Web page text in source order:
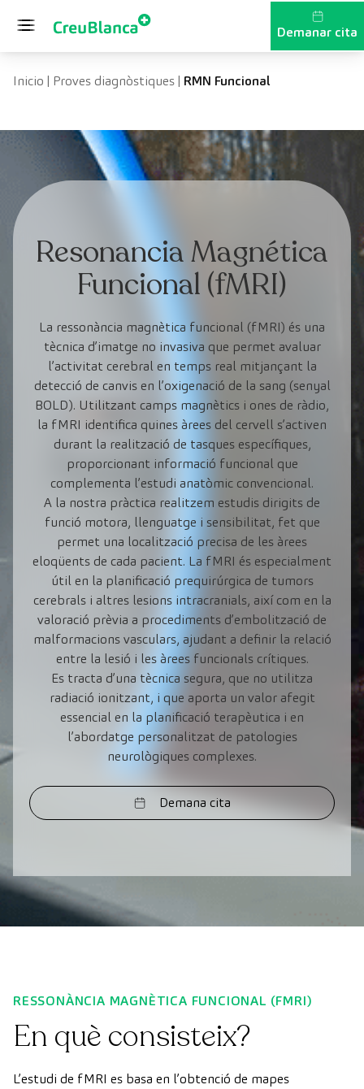
Demanar cita
Inicio | Proves diagnòstiques| RMN Funcional
Resonancia Magnética
Funcional (fMRI)
La ressonància magnètica funcional (fMRI) és una
tècnica d’imatge no invasiva que permet avaluar
l’activitat cerebral en temps real mitjançant la
detecció de canvis en l’oxigenació de la sang (senyal
BOLD). Utilitzant camps magnètics i ones de ràdio,
la fMRI identifica quines àrees del cervell s’activen
durant la realització de tasques específiques,
proporcionant informació funcional que
complementa l’estudi anatòmic convencional.
A la nostra pràctica realitzem estudis dirigits de
funció motora, llenguatge i sensibilitat, fet que
permet una localització precisa de les àrees
eloqüents de cada pacient. La fMRI és especialment
útil en la planificació prequirúrgica de tumors
cerebrals i altres lesions intracranials, així com en la
valoració prèvia a procediments d’embolització de
malformacions vasculars, ajudant a definir la relació
entre la lesió i les àrees funcionals crítiques.
Es tracta d’una tècnica segura, que no utilitza
radiació ionitzant, i que aporta un valor afegit
essencial en la planificació terapèutica i en
l’abordatge personalitzat de patologies
neurològiques complexes.
Demana cita
RESSONÀNCIA MAGNÈTICA FUNCIONAL (FMRI)
En què consisteix?
L’estudi de fMRI es basa en l’obtenció de mapes